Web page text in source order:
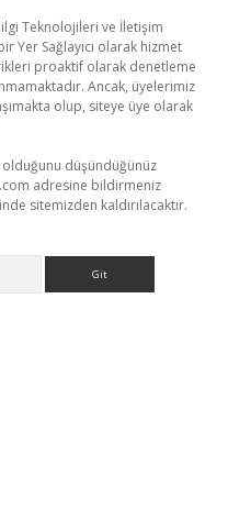
Teknolojileri ve İletişim
Yer Sağlayıcı olarak hizmet
proaktif olarak denetleme
Ancak, üyelerimiz
olup, siteye üye olarak
olduğunu düşündüğünüz
adresine bildirmeniz
sitemizden kaldırılacaktır.